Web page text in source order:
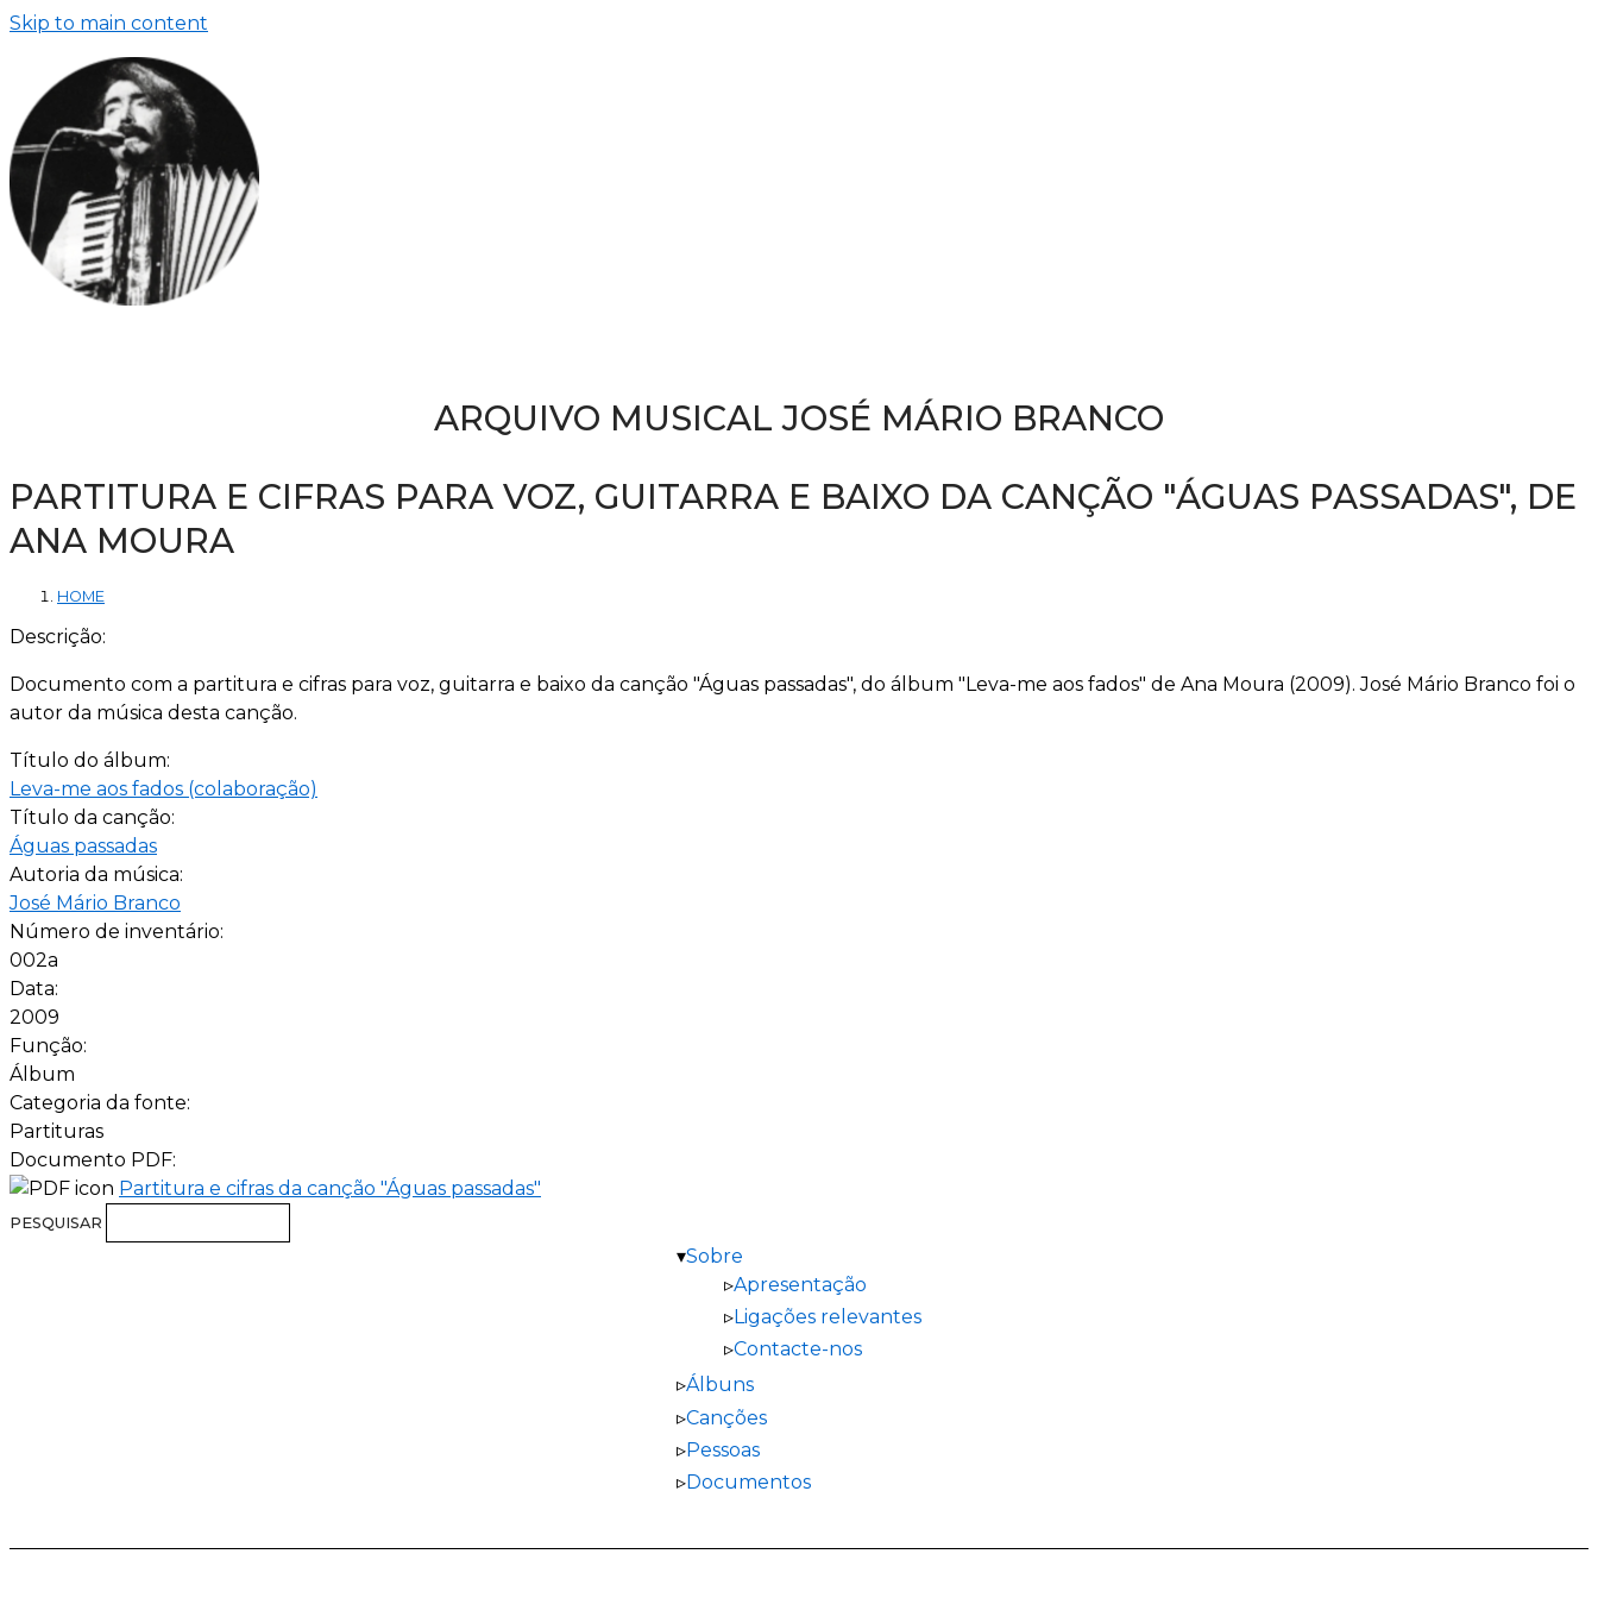
Skip to main content
ARQUIVO MUSICAL JOSÉ MÁRIO BRANCO
PARTITURA E CIFRAS PARA VOZ, GUITARRA E BAIXO DA CANÇÃO "ÁGUAS PASSADAS", DE
ANA MOURA
HOME
Descrição:
Documento com a partitura e cifras para voz, guitarra e baixo da canção "Águas passadas", do álbum "Leva-me aos fados" de Ana Moura (2009). José Mário Branco foi o
autor da música desta canção.
Título do álbum:
Leva-me aos fados (colaboração)
Título da canção:
Águas passadas
Autoria da música:
José Mário Branco
Número de inventário:
002a
Data:
2009
Função:
Álbum
Categoria da fonte:
Partituras
Documento PDF:
Partitura e cifras da canção "Águas passadas"
PESQUISAR
Sobre
Apresentação
Ligações relevantes
Contacte-nos
Álbuns
Canções
Pessoas
Documentos